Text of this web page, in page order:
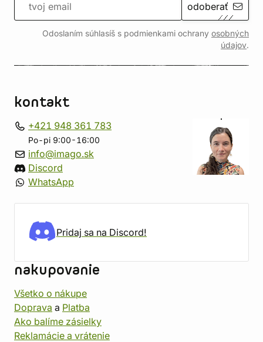
odoberať
Odoslaním súhlasíš s podmienkami ochrany osobných
údajov.
kontakt
+421 948 361 783
Po-pi 9:00-16:00
info@imago.sk
Discord
WhatsApp
Pridaj sa na Discord!
nakupovanie
Všetko o nákupe
Doprava a Platba
Ako balíme zásielky
Reklamácie a vrátenie